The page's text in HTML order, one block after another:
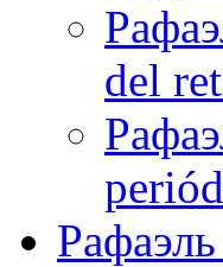
del